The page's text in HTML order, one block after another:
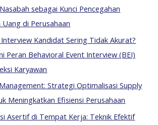
sebagai Kunci Pencegahan
Uang di Perusahaan
Kandidat Sering Tidak Akurat?
Peran Behavioral Event Interview (BEI)
Karyawan
Strategi Optimalisasi Supply
Meningkatkan Efisiensi Perusahaan
Asertif di Tempat Kerja: Teknik Efektif